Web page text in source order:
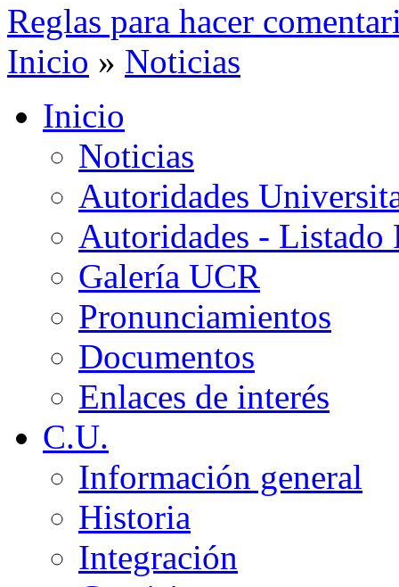
Reglas para hacer
Inicio » Noticias
Inicio
Noticias
Autoridades
Autoridades - Listado
Galería UCR
Pronunciamientos
Documentos
Enlaces de interés
C.U.
Información general
Historia
Integración